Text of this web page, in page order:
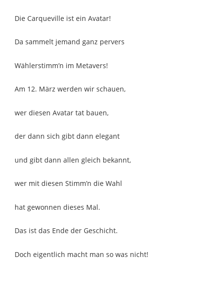
Die Carqueville ist ein Avatar!
Da sammelt jemand ganz pervers
Wählerstimm’n im Metavers!
Am 12. März werden wir schauen,
wer diesen Avatar tat bauen,
der dann sich gibt dann elegant
und gibt dann allen gleich bekannt,
wer mit diesen Stimm’n die Wahl
hat gewonnen dieses Mal.
Das ist das Ende der Geschicht.
Doch eigentlich macht man so was nicht!